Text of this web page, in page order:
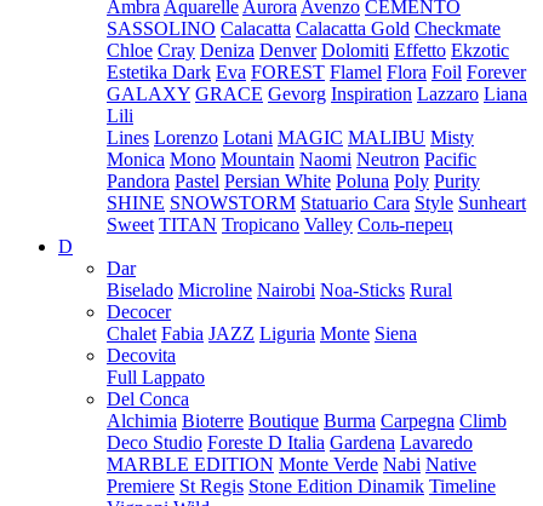
Ambra Aquarelle Aurora Avenzo CEMENTO
SASSOLINO Calacatta Calacatta Gold Checkmate
Chloe Cray Deniza Denver Dolomiti Effetto Ekzotic
Estetika Dark Eva FOREST Flamel Flora Foil Forever
GALAXY GRACE Gevorg Inspiration Lazzaro Liana
Lili
Lines Lorenzo Lotani MAGIC MALIBU Misty
Monica Mono Mountain Naomi Neutron Pacific
Pandora Pastel Persian White Poluna Poly Purity
SHINE SNOWSTORM Statuario Cara Style Sunheart
Sweet TITAN Tropicano Valley Соль-перец
D
Dar
Biselado Microline Nairobi Noa-Sticks Rural
Decocer
Chalet Fabia JAZZ Liguria Monte Siena
Decovita
Full Lappato
Del Conca
Alchimia Bioterre Boutique Burma Carpegna Climb
Deco Studio Foreste D Italia Gardena Lavaredo
MARBLE EDITION Monte Verde Nabi Native
Premiere St Regis Stone Edition Dinamik Timeline